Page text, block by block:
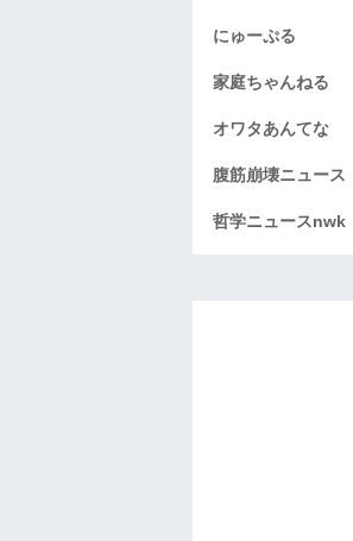
にゅーぷる
家庭ちゃんねる
オワタあんてな
腹筋崩壊ニュース
哲学ニュースnwk